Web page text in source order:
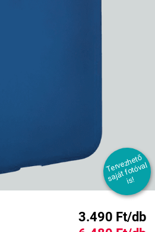
T
er
v
e
z
h
et
ő
s
aj
át f
ot
ó
v
al
i
s!
3.490 Ft/db